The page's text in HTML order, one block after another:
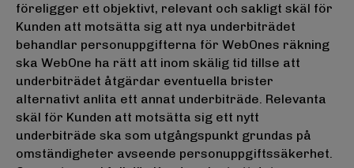
föreligger ett objektivt, relevant och sakligt skäl för
Kunden att motsätta sig att nya underbiträdet
behandlar personuppgifterna för WebOnes räkning
ska WebOne ha rätt att inom skälig tid tillse att
underbiträdet åtgärdar eventuella brister
alternativt anlita ett annat underbiträde. Relevanta
skäl för Kunden att motsätta sig ett nytt
underbiträde ska som utgångspunkt grundas på
omständigheter avseende personuppgiftssäkerhet.